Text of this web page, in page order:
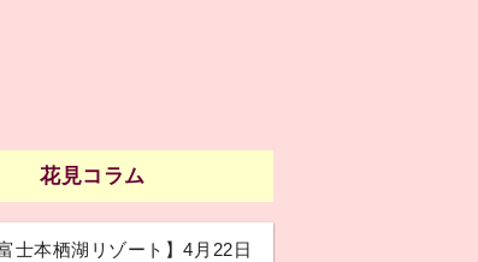
花見コラム
士本栖湖リゾート】4月22日